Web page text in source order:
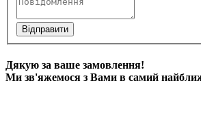
Відправити
Дякую за ваше замовлення!
Ми зв'яжемося з Вами в самий